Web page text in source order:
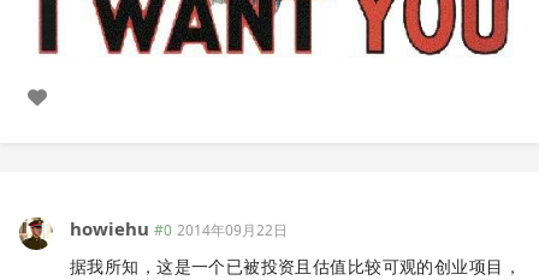
howiehu #0 2014年09月22日
据我所知，这是一个已被投资且估值比较可观的创业项目，